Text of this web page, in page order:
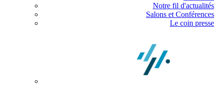
Notre fil d'actualités
Salons et Conférences
Le coin presse